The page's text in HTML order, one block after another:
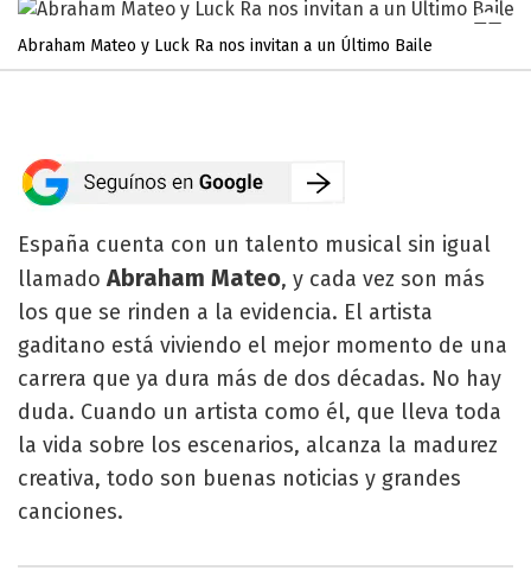
Abraham Mateo y Luck Ra nos invitan a un Último Baile
España cuenta con un talento musical sin igual
llamadoAbraham Mateo, y cada vez son más
los que se rinden a la evidencia. El artista
gaditano está viviendo el mejor momento de una
carrera que ya dura más de dos décadas. No hay
duda. Cuando un artista como él, que lleva toda
la vida sobre los escenarios, alcanza la madurez
creativa, todo son buenas noticias y grandes
canciones.